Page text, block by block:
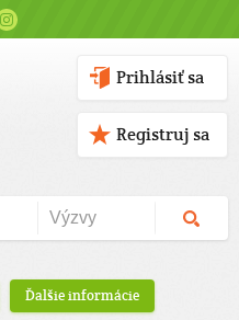
Prihlásiť sa
Registruj sa
Ďalšie informácie